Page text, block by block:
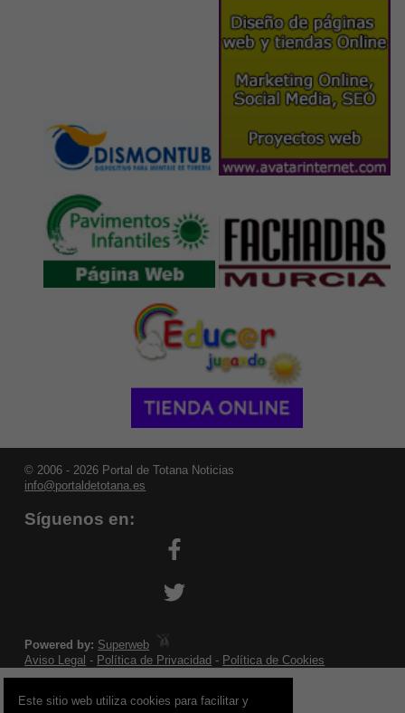
© 2006 - 2026 Portal de Totana Noticias
info@portaldetotana.es
Síguenos en:
Powered by: Superweb
Aviso Legal - Política de Privacidad - Política de Cookies
Este sitio web utiliza cookies para facilitar y